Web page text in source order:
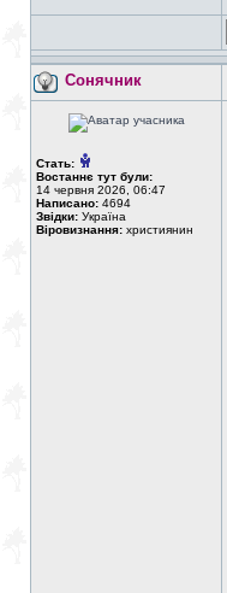
Сонячник
Стать:
Востаннє тут були:
14 червня 2026, 06:47
Написано: 4694
Звідки: Україна
Віровизнання: християнин